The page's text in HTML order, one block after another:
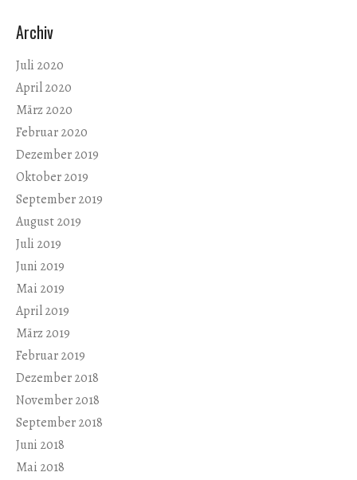
Archiv
Juli 2020
April 2020
März 2020
Februar 2020
Dezember 2019
Oktober 2019
September 2019
August 2019
Juli 2019
Juni 2019
Mai 2019
April 2019
März 2019
Februar 2019
Dezember 2018
November 2018
September 2018
Juni 2018
Mai 2018